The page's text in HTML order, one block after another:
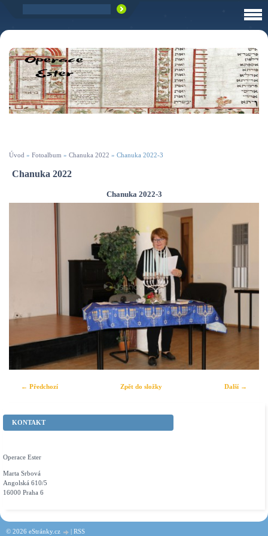
Úvod » Fotoalbum » Chanuka 2022 » Chanuka 2022-3
Chanuka 2022
Chanuka 2022-3
← Předchozí Další →
Zpět do složky
KONTAKT
Operace Ester
Marta Srbová
Angolská 610/5
16000 Praha 6
© 2026 eStránky.cz | RSS